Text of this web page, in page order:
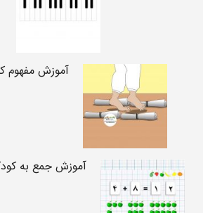
آموزش مفهوم
آموزش جمع به